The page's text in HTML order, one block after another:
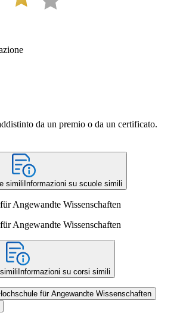
da un premio o da un certificato.
simili Informazioni su scuole simili
Angewandte Wissenschaften
Angewandte Wissenschaften
Informazioni su corsi simili
für Angewandte Wissenschaften